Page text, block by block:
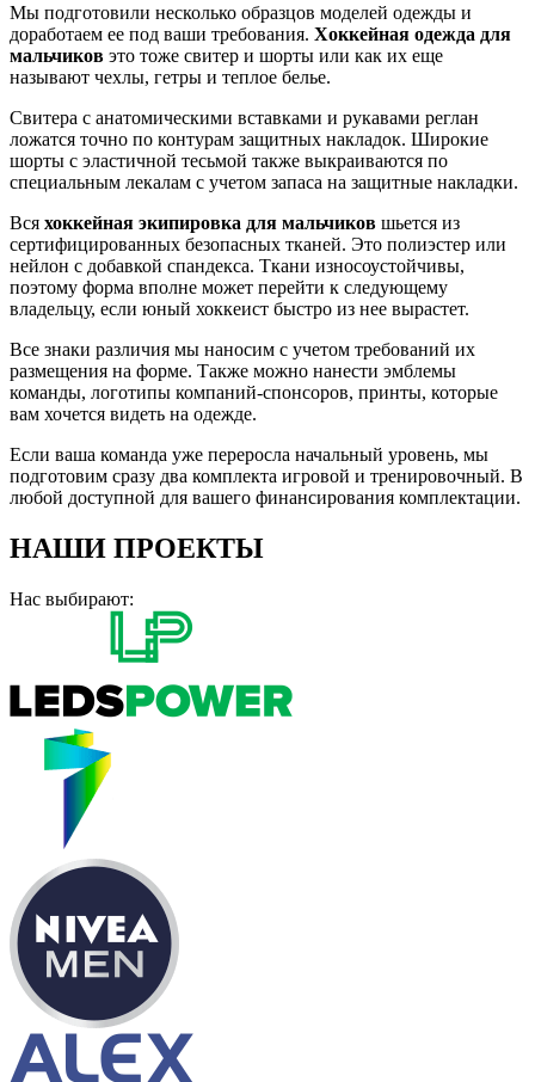
Мы подготовили несколько образцов моделей одежды и
доработаем ее под ваши требования. Хоккейная одежда для
мальчиков это тоже свитер и шорты или как их еще
называют чехлы, гетры и теплое белье.
Свитера с анатомическими вставками и рукавами реглан
ложатся точно по контурам защитных накладок. Широкие
шорты с эластичной тесьмой также выкраиваются по
специальным лекалам с учетом запаса на защитные накладки.
Вся хоккейная экипировка для мальчиков шьется из
сертифицированных безопасных тканей. Это полиэстер или
нейлон с добавкой спандекса. Ткани износоустойчивы,
поэтому форма вполне может перейти к следующему
владельцу, если юный хоккеист быстро из нее вырастет.
Все знаки различия мы наносим с учетом требований их
размещения на форме. Также можно нанести эмблемы
команды, логотипы компаний-спонсоров, принты, которые
вам хочется видеть на одежде.
Если ваша команда уже переросла начальный уровень, мы
подготовим сразу два комплекта игровой и тренировочный. В
любой доступной для вашего финансирования комплектации.
НАШИ ПРОЕКТЫ
Нас выбирают: